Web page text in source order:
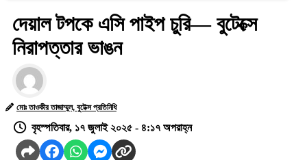
দেয়াল টপকে এসি পাইপ চুরি— বুটেক্সে
নিরাপত্তার ভাঙন
মোঃ তাওকীর তাজাম্মুল, বুটেক্স প্রতিনিধি
বৃহস্পতিবার, ১৭ জুলাই ২০২৫ - ৪:১৭ অপরাহ্ন